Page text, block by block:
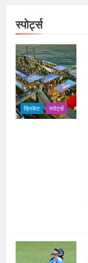
‎स्पोर्ट्स
क्रिकेट ‎स्पोर्ट्स